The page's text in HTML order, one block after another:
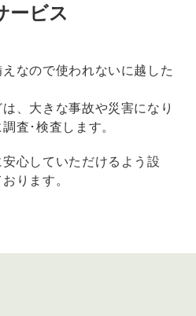
ービス
なので使われないに越した
、大きな事故や災害になり
査･検査します。
心していただけるよう設
ります。